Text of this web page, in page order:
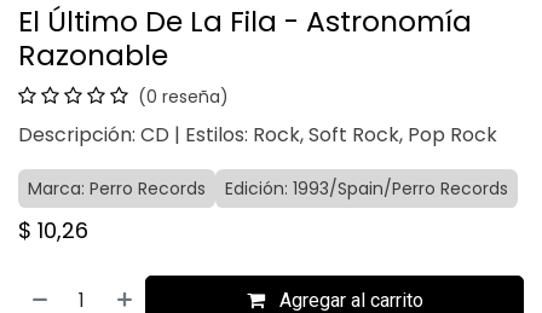
El Último De La Fila - Astronomía
Razonable
(0 reseña)
Descripción: CD | Estilos: Rock, Soft Rock, Pop Rock
Marca: Perro Records Edición: 1993/Spain/Perro Records
$ 10,26
Agregar al carrito